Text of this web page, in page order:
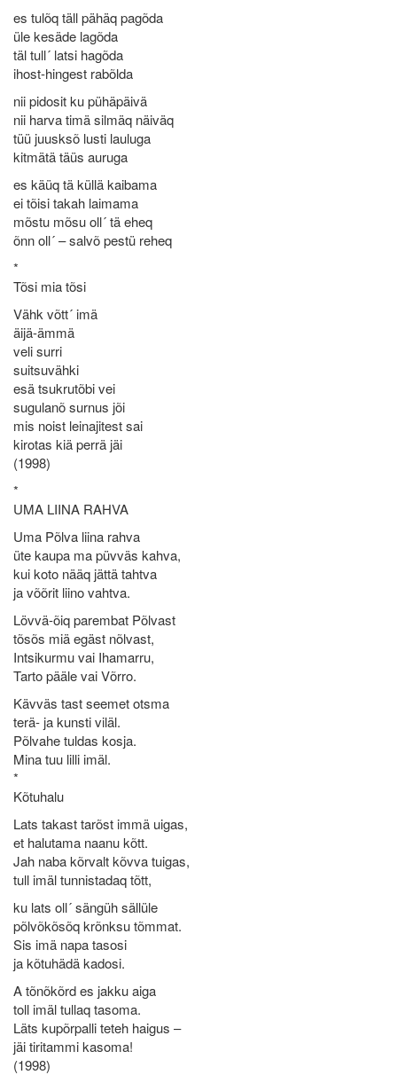
es tulõq täll pähäq pagõda
üle kesäde lagõda
täl tull´ latsi hagõda
ihost-hingest rabõlda
nii pidosit ku pühäpäivä
nii harva timä silmäq näiväq
tüü juusksõ lusti lauluga
kitmätä täüs auruga
es käüq tä küllä kaibama
ei tõisi takah laimama
mõstu mõsu oll´ tä eheq
õnn oll´ – salvõ pestü reheq
*
Tõsi mia tõsi
Vähk võtt´ imä
äijä-ämmä
veli surri
suitsuvähki
esä tsukrutõbi vei
sugulanõ surnus jõi
mis noist leinajitest sai
kirotas kiä perrä jäi
(1998)
*
UMA LIINA RAHVA
Uma Põlva liina rahva
üte kaupa ma püvväs kahva,
kui koto nääq jättä tahtva
ja võõrit liino vahtva.
Lövvä-õiq parembat Põlvast
tõsõs miä egäst nõlvast,
Intsikurmu vai Ihamarru,
Tarto pääle vai Võrro.
Kävväs tast seemet otsma
terä- ja kunsti viläl.
Põlvahe tuldas kosja.
Mina tuu lilli imäl.
*
Kõtuhalu
Lats takast tarõst immä uigas,
et halutama naanu kõtt.
Jah naba kõrvalt kõvva tuigas,
tull imäl tunnistadaq tõtt,
ku lats oll´ sängüh sällüle
põlvõkõsõq krõnksu tõmmat.
Sis imä napa tasosi
ja kõtuhädä kadosi.
A tõnõkõrd es jakku aiga
toll imäl tullaq tasoma.
Läts kupõrpalli teteh haigus –
jäi tiritammi kasoma!
(1998)